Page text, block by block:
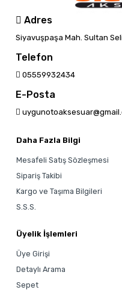
Adres
Siyavuşpaşa Mah. Sultan
Telefon
05559932434
E-Posta
Daha Fazla Bilgi
Mesafeli Satış Sözleşmesi
Sipariş Takibi
Kargo ve Taşıma Bilgileri
S.S.S.
Üyelik İşlemleri
Üye Girişi
Detaylı Arama
Sepet